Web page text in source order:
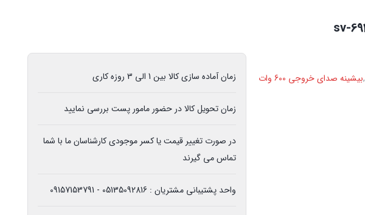
,بیشینه صدای خروجی 600 وات
زمان آماده سازی کالا بین 1 الی 3 روزه کاری
زمان تحویل کالا در حضور مامور پست بررسی نمایید
در صورت تغییر قیمت یا کسر موجودی کارشناسان ما با شما
تماس می گیرند
واحد پشتیبانی مشتریان : 05135092816 - 09157153791